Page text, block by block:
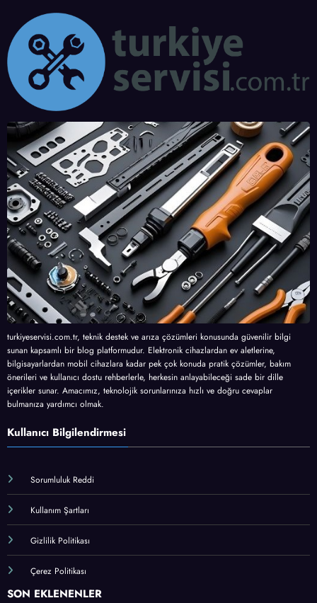
sunan kapsamlı bir blog platformudur. Elektronik cihazlardan ev aletlerine,
bilgisayarlardan mobil cihazlara kadar pek çok konuda pratik çözümler, bakım
bulmanıza yardımcı olmak.
Kullanıcı Bilgilendirmesi
Sorumluluk Reddi
Kullanım Şartları